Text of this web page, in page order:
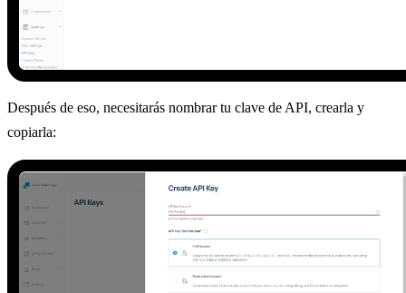
Después de eso, necesitarás nombrar tu clave de API, crearla y
copiarla: